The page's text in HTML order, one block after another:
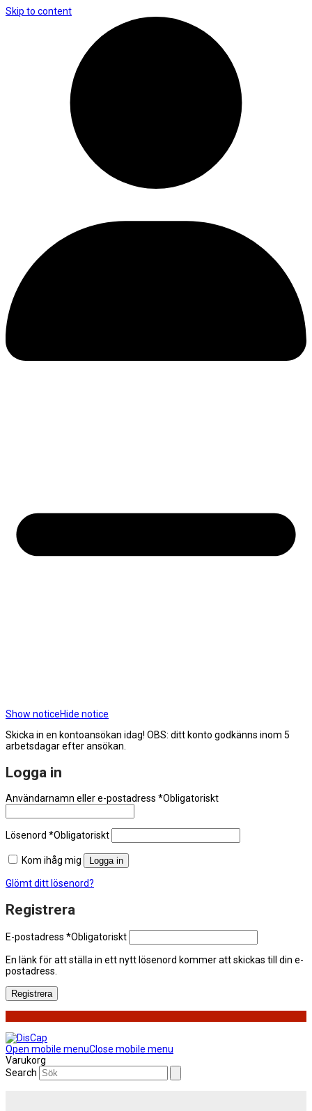
Skip to content
Show noticeHide notice
Skicka in en kontoansökan idag! OBS: ditt konto godkänns inom 5
arbetsdagar efter ansökan.
Logga in
Användarnamn eller e-postadress *Obligatoriskt
Lösenord *Obligatoriskt
Kom ihåg mig Logga in
Glömt ditt lösenord?
Registrera
E-postadress *Obligatoriskt
En länk för att ställa in ett nytt lösenord kommer att skickas till din e-
postadress.
Registrera
Open mobile menuClose mobile menu
Varukorg
Search